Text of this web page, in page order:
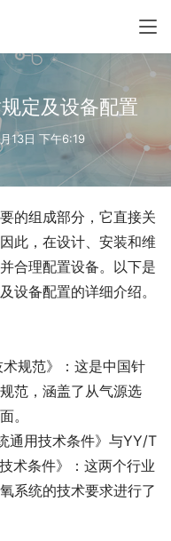
定及设备配置
13日 下午6:19
的组成部分，它直接关
此，在设计、安装和维
合理配置设备。以下是
设备配置的详细介绍。
规范》：这是中国针
范，涵盖了从气源选
。
通用技术条件》与YY/T
术条件》：这两个行业
系统的技术要求进行了